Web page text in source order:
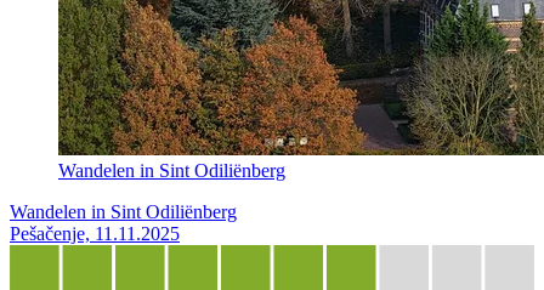
Wandelen in Sint Odiliënberg
Wandelen in Sint Odiliënberg
Pešačenje, 11.11.2025